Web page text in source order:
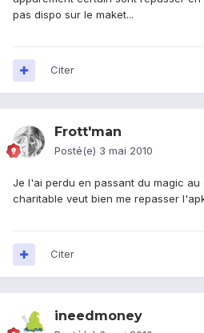
pas dispo sur le maket...
Citer
Frott'man
Posté(e) 3 mai 2010
Je l'ai perdu en passant du magic au
charitable veut bien me repasser
Citer
ineedmoney